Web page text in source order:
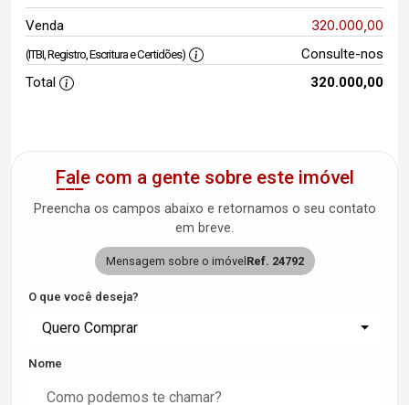
Venda 320.000,00
(ITBI, Registro, Escritura e Certidões)
Consulte-nos
Total
320.000,00
Fale com a gente sobre este imóvel
Preencha os campos abaixo e retornamos o seu contato
em breve.
Mensagem sobre o imóvel Ref. 24792
O que você deseja?
Quero Comprar
Nome